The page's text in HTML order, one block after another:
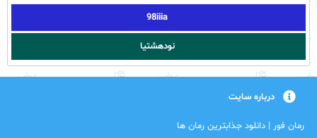
98iiia
نودهشتیا
درباره سایت
رمان فور | دانلود جذابترین رمان ها